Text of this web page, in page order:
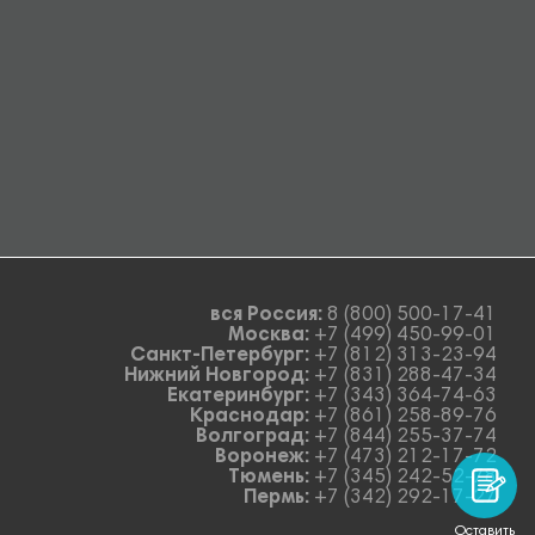
вся Россия: 8 (800) 500-17-41
Москва: +7 (499) 450-99-01
Санкт-Петербург: +7 (812) 313-23-94
Нижний Новгород: +7 (831) 288-47-34
Екатеринбург: +7 (343) 364-74-63
Краснодар: +7 (861) 258-89-76
Волгоград: +7 (844) 255-37-74
Воронеж: +7 (473) 212-17-72
Тюмень: +7 (345) 242-52-78
Пермь: +7 (342) 292-17-27
Оставить